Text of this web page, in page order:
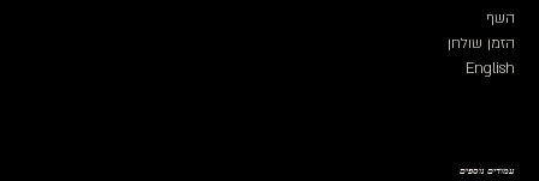
השף
הזמן שולחן
English
עמודים נוספים